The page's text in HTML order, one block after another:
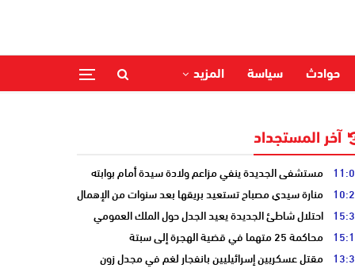
حوادث سياسة المزيد
آخر المستجداد
مستشفى الجديدة ينفي مزاعم ولادة سيدة أمام بوابته
منارة سيدي مصباح تستعيد بريقها بعد سنوات من الإهمال
احتلال شاطئ الجديدة يعيد الجدل حول الملك العمومي
محاكمة 25 متهما في قضية الهجرة إلى سبتة
مقتل عسكريين إسرائيليين بانفجار لغم في مجدل زون